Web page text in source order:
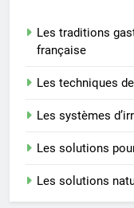
Les traditions
française
Les techniques
Les systèmes
Les solutions
Les solutions